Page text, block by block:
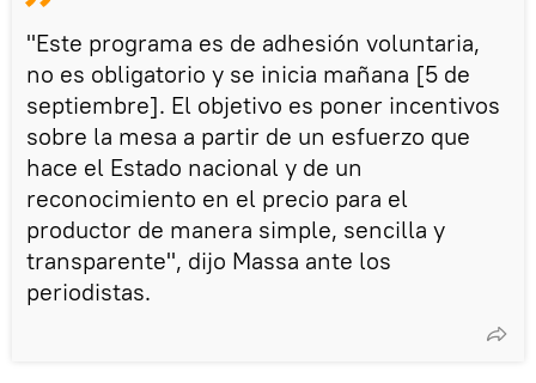
"Este programa es de adhesión voluntaria,
no es obligatorio y se inicia mañana [5 de
septiembre]. El objetivo es poner incentivos
sobre la mesa a partir de un esfuerzo que
hace el Estado nacional y de un
reconocimiento en el precio para el
productor de manera simple, sencilla y
transparente", dijo Massa ante los
periodistas.